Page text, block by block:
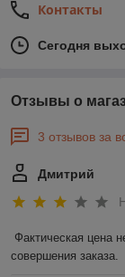
Контакты
Сегодня
Отзывы о
3 отзывов за
Дмитрий
Фактическая цена
совершения заказа.